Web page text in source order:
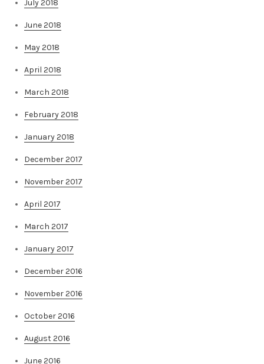
July 2018
June 2018
May 2018
April 2018
March 2018
February 2018
January 2018
December 2017
November 2017
April 2017
March 2017
January 2017
December 2016
November 2016
October 2016
August 2016
June 2016